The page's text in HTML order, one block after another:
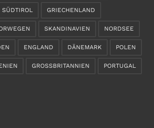
SÜDTIROL GRIECHENLAND
SKANDINAVIEN NORDSEE
ENGLAND DÄNEMARK POLEN
GROSSBRITANNIEN PORTUGAL